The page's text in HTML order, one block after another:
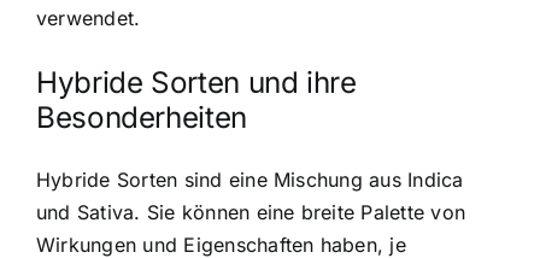
verwendet.
Hybride Sorten und ihre
Besonderheiten
Hybride Sorten sind eine Mischung aus Indica
und Sativa. Sie können eine breite Palette von
Wirkungen und Eigenschaften haben, je